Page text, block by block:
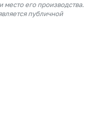
место его производства.
публичной